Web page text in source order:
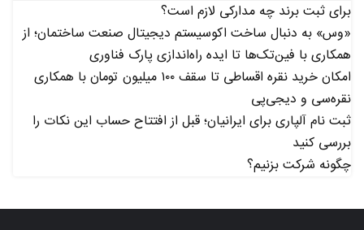
برای ثبت برند چه مدارکی لازم است؟
«وس» به دنبال ساخت اکوسیستم دیجیتال صنعت ساختمان؛ از
همکاری با فین‌تک‌ها تا ایده راه‌اندازی پارک فناوری
امکان خرید نقره اقساطی تا سقف ۱۰۰ میلیون تومان با همکاری
نقره‌سی و دیجی‌پی
ثبت نام آلپاری برای ایرانیان؛ قبل از افتتاح حساب این نکات را
بررسی کنید
چگونه شرکت بزنیم؟